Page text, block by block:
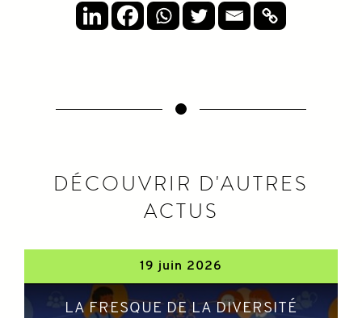
DÉCOUVRIR D'AUTRES
ACTUS
19 juin 2026
LA FRESQUE DE LA DIVERSITÉ